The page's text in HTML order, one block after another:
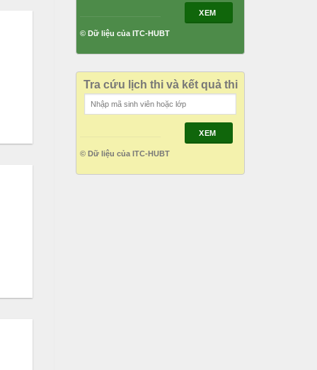
XEM
© Dữ liệu của ITC-HUBT
Tra cứu lịch thi và kết quả thi
XEM
© Dữ liệu của ITC-HUBT